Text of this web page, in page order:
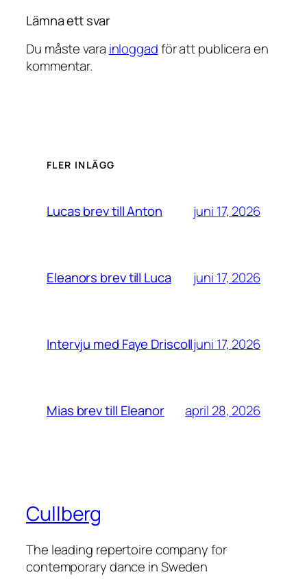
Lämna ett svar
Du måste vara inloggadför att publicera en
kommentar.
FLER INLÄGG
Lucas brev till Anton juni 17, 2026
Eleanors brev till Luca juni 17, 2026
Intervju med Faye Driscolljuni 17, 2026
Mias brev till Eleanor april 28, 2026
Cullberg
The leading repertoire company for
contemporary dance in Sweden